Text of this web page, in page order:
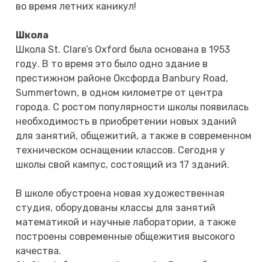
во время летних каникул!
Школа
Школа St. Clare’s Oxford была основана в 1953
году. В то время это было одно здание в
престижном районе Оксфорда Banbury Road,
Summertown, в одном километре от центра
города. С ростом популярности школы появилась
необходимость в приобретении новых зданий
для занятий, общежитий, а также в современном
техническом оснащении классов. Сегодня у
школы свой кампус, состоящий из 17 зданий.
В школе обустроена новая художественная
студия, оборудованы классы для занятий
математикой и научные лаборатории, а также
построены современные общежития высокого
качества.